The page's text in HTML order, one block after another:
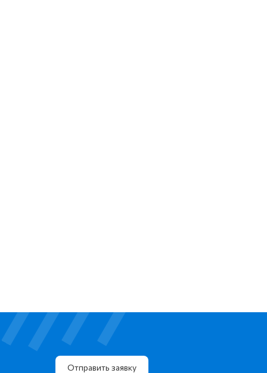
Отправить заявку